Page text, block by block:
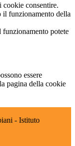
cookie consentire.
il funzionamento della
funzionamento potete
essere
pagina della cookie
- Istituto